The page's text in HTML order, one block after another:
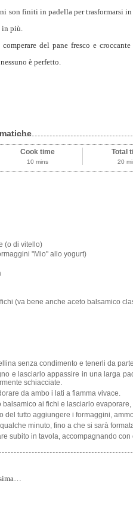
son finiti in padella per trasformarsi
in più.
del pane fresco e
è perfetto.
Cook time
10 mins
Total
20
(o di vitello)
"Mio" allo yogurt)
(va bene anche aceto balsamico
senza condimento e tenerli da
e lasciarlo appassire in una larga
schiacciate.
da ambo i lati a fiamma vivace.
ai fichi e lasciarlo
del tutto aggiungere i formaggini,
minuto, fino a che si sarà
subito in tavola, accompagnando